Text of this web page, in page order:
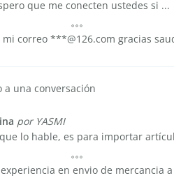
que me conecten ustedes si ...
correo ***@126.com gracias
una conversación
por YASMI
lo hable, es para importar
en envio de mercancia